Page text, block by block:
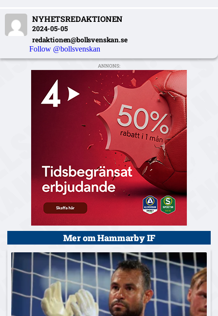
NYHETSREDAKTIONEN
2024-05-05
redaktionen@bollsvenskan.se
Follow @bollsvenskan
ANNONS:
Mer om Hammarby IF